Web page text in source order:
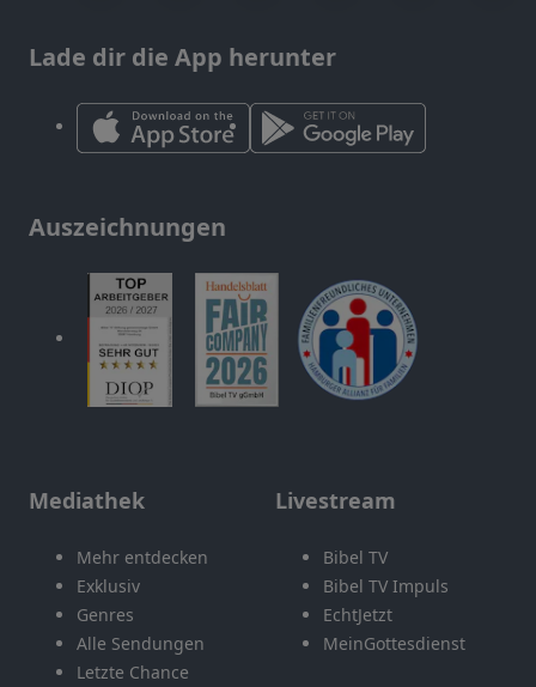
Lade dir die App herunter
Auszeichnungen
Mediathek
Mehr entdecken
Exklusiv
Genres
Alle Sendungen
Letzte Chance
Livestream
Bibel TV
Bibel TV Impuls
EchtJetzt
MeinGottesdienst